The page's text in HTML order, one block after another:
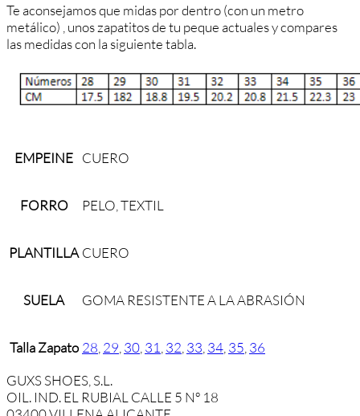
Te aconsejamos que midas por dentro (con un metro
metálico) , unos zapatitos de tu peque actuales y compares
las medidas con la siguiente tabla.
EMPEINE CUERO
FORRO PELO, TEXTIL
PLANTILLA CUERO
SUELA GOMA RESISTENTE A LA ABRASIÓN
Talla Zapato 28 29 30 31 32 33 34 35 36
GUXS SHOES, S.L.
OIL. IND. EL RUBIAL CALLE 5 Nº 18